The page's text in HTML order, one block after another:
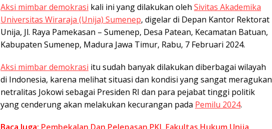
Aksi mimbar demokrasi kali ini yang dilakukan oleh Sivitas Akademika
Universitas Wiraraja (Unija) Sumenep, digelar di Depan Kantor Rektorat
Unija, Jl. Raya Pamekasan – Sumenep, Desa Patean, Kecamatan Batuan,
Kabupaten Sumenep, Madura Jawa Timur, Rabu, 7 Februari 2024.
Aksi mimbar demokrasi itu sudah banyak dilakukan diberbagai wilayah
di Indonesia, karena melihat situasi dan kondisi yang sangat meragukan
netralitas Jokowi sebagai Presiden RI dan para pejabat tinggi politik
yang cenderung akan melakukan kecurangan pada Pemilu 2024.